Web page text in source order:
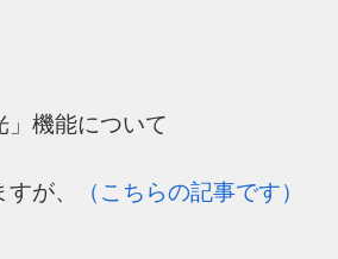
」機能について
が、 （こちらの記事です）